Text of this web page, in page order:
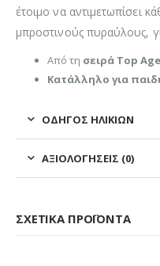
έτοιμο να αντιμετωπίσει
μπροστινούς πυραύλους,
Από τη σειρά Top
Κατάλληλο για
ΟΔΗΓΌΣ ΗΛΙΚΙΏΝ
ΑΞΙΟΛΟΓΉΣΕΙΣ (0)
ΣΧΕΤΙΚΆ ΠΡΟΪΌΝΤΑ